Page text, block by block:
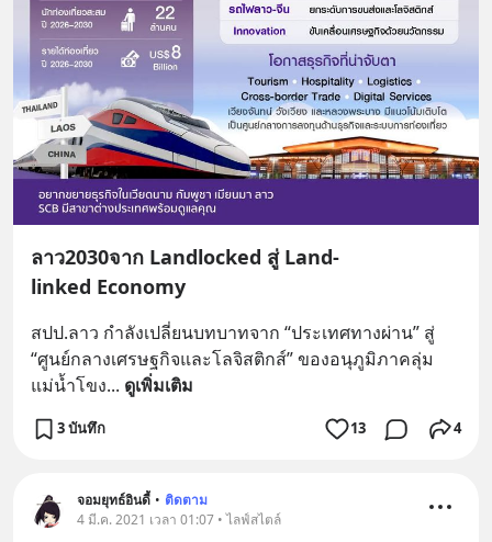
ลาว2030จาก Landlocked สู่ Land-
linked Economy
สปป.ลาว กำลังเปลี่ยนบทบาทจาก “ประเทศทางผ่าน” สู่
“ศูนย์กลางเศรษฐกิจและโลจิสติกส์” ของอนุภูมิภาคลุ่ม
แม่น้ำโขง... ดูเพิ่มเติม
3 บันทึก 13 4
จอมยุทธ์อินดี้ • ติดตาม
4 มี.ค. 2021 เวลา 01:07 • ไลฟ์สไตล์